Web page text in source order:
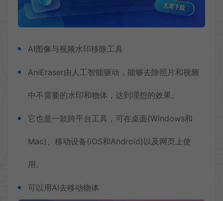
AI图像与视频水印移除工具
AniEraser由人工智能驱动，能够去除照片和视频
中不需要的水印和物体，达到理想的效果。
它也是一款跨平台工具，可在桌面(Windows和
Mac)、移动设备(iOS和Android)以及网页上使
用。
可以用AI去移动物体